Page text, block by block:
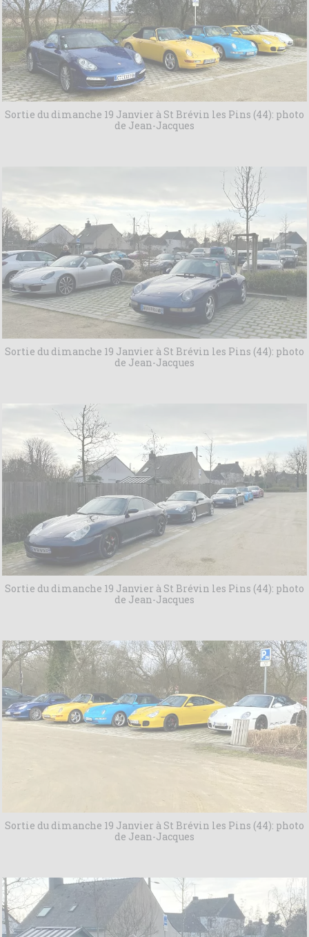
Sortie du dimanche 19 Janvier à St Brévin les Pins (44): photo
de Jean-Jacques
Sortie du dimanche 19 Janvier à St Brévin les Pins (44): photo
de Jean-Jacques
Sortie du dimanche 19 Janvier à St Brévin les Pins (44): photo
de Jean-Jacques
Sortie du dimanche 19 Janvier à St Brévin les Pins (44): photo
de Jean-Jacques